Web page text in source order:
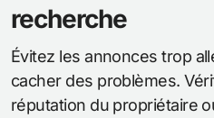
recherche
Évitez les annonces trop
cacher des problèmes.
réputation du propriétaire